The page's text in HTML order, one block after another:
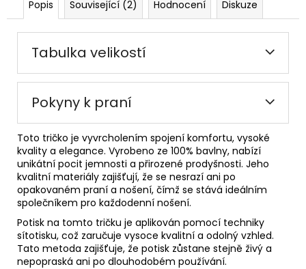
Popis Související (2) Hodnocení Diskuze
Tabulka velikostí
Pokyny k praní
Toto tričko je vyvrcholením spojení komfortu, vysoké
kvality a elegance. Vyrobeno ze 100% bavlny, nabízí
unikátní pocit jemnosti a přirozené prodyšnosti. Jeho
kvalitní materiály zajišťují, že se nesrazí ani po
opakovaném praní a nošení, čímž se stává ideálním
společníkem pro každodenní nošení.
Potisk na tomto tričku je aplikován pomocí techniky
sítotisku, což zaručuje vysoce kvalitní a odolný vzhled.
Tato metoda zajišťuje, že potisk zůstane stejně živý a
nepopraská ani po dlouhodobém používání.